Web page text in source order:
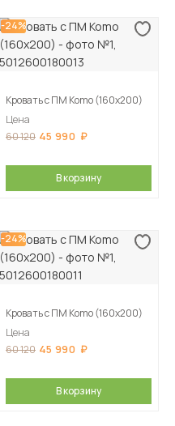
-24%
Кровать с ПМ Komo (160х200)
Цена
60 120 45 990
В корзину
-24%
Кровать с ПМ Komo (160х200)
Цена
60 120 45 990
В корзину